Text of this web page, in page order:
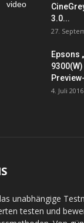
3.0...
27.
Epsons
4. Juli 2016
unabhängige
testen und